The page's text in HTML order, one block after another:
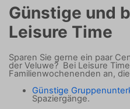
Günstige und
Leisure Time
Sparen Sie gerne ein paar
der Veluwe? Bei Leisure
Familienwochenenden an,
Günstige
Spaziergänge.